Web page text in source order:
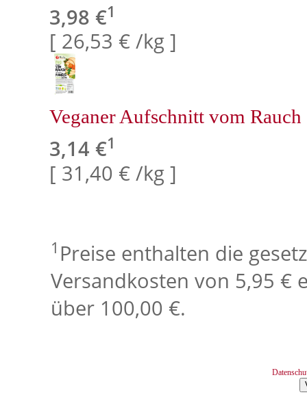
3,98 €1
[ 26,53 € /kg ]
Veganer Aufschnitt vom Rauch
3,14 €1
[ 31,40 € /kg ]
1 Preise enthalten die
Versandkosten von 5,95 €
über 100,00 €.